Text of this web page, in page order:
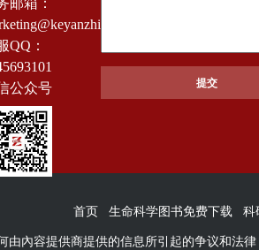
邮箱：
QQ：
公众号
首页 生命科学图书免费下载 科
由內容提供商提供的信息所引起的争议和法律